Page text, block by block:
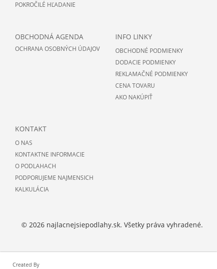
POKROČILÉ HĽADANIE
OBCHODNÁ AGENDA
OCHRANA OSOBNÝCH ÚDAJOV
INFO LINKY
OBCHODNÉ PODMIENKY
DODACIE PODMIENKY
REKLAMAČNÉ PODMIENKY
CENA TOVARU
AKO NAKÚPIŤ
KONTAKT
O NAS
KONTAKTNE INFORMACIE
O PODLAHACH
PODPORUJEME NAJMENSICH
KALKULÁCIA
© 2026 najlacnejsiepodlahy.sk. Všetky práva vyhradené.
Created By